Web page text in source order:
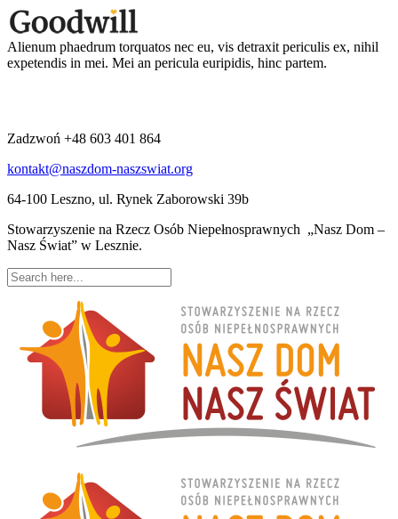
Alienum phaedrum torquatos nec eu, vis detraxit periculis ex, nihil
expetendis in mei. Mei an pericula euripidis, hinc partem.
Zadzwoń +48 603 401 864
kontakt@naszdom-naszswiat.org
64-100 Leszno, ul. Rynek Zaborowski 39b
Stowarzyszenie na Rzecz Osób Niepełnosprawnych „Nasz Dom –
Nasz Świat” w Lesznie.